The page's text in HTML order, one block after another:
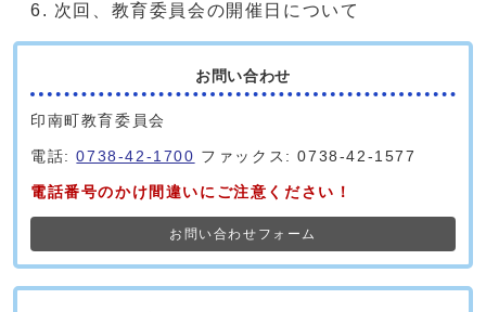
次回、教育委員会の開催日について
お問い合わせ
印南町教育委員会
電話:0738-42-1700 ファックス: 0738-42-1577
電話番号のかけ間違いにご注意ください！
お問い合わせフォーム